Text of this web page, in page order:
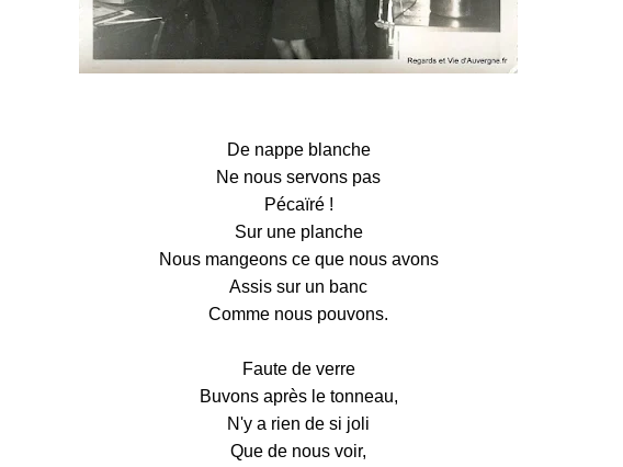
De nappe blanche
Ne nous servons pas
Pécaïré !
Sur une planche
Nous mangeons ce que nous avons
Assis sur un banc
Comme nous pouvons.
Faute de verre
Buvons après le tonneau,
N'y a rien de si joli
Que de nous voir,